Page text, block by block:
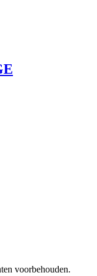
voorbehouden.